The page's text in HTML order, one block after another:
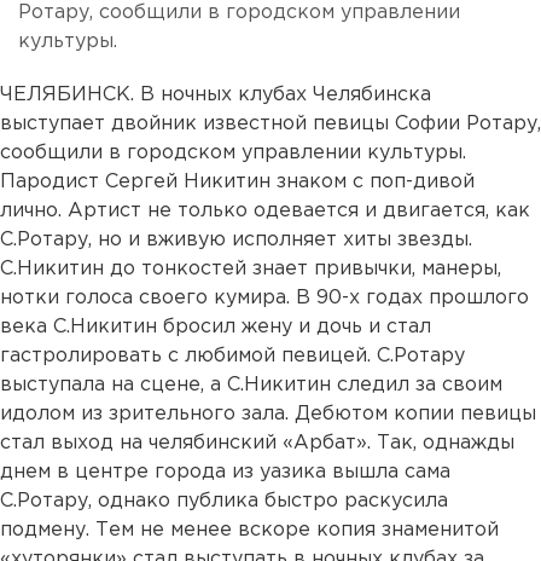
Ротару, сообщили в городском управлении
культуры.
ЧЕЛЯБИНСК. В ночных клубах Челябинска
выступает двойник известной певицы Софии Ротару,
сообщили в городском управлении культуры.
Пародист Сергей Никитин знаком с поп-дивой
лично. Артист не только одевается и двигается, как
С.Ротару, но и вживую исполняет хиты звезды.
С.Никитин до тонкостей знает привычки, манеры,
нотки голоса своего кумира. В 90-х годах прошлого
века С.Никитин бросил жену и дочь и стал
гастролировать с любимой певицей. С.Ротару
выступала на сцене, а С.Никитин следил за своим
идолом из зрительного зала. Дебютом копии певицы
стал выход на челябинский «Арбат». Так, однажды
днем в центре города из уазика вышла сама
С.Ротару, однако публика быстро раскусила
подмену. Тем не менее вскоре копия знаменитой